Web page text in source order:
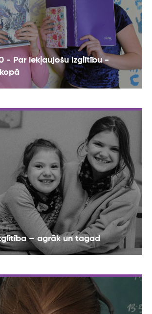
- Par iekļaujošu izglītību -
– agrāk un tagad